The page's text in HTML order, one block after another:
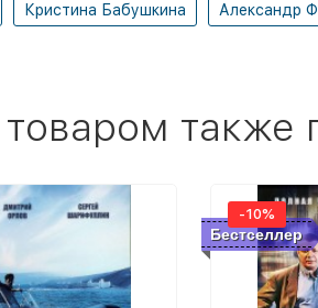
Кристина Бабушкина Александр
также
Бестселлер
-10%